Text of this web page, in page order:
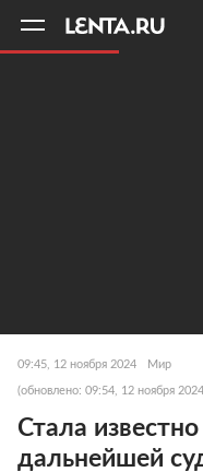
09:45, 12 ноября 2024 Мир
(обновлено: 09:54, 12 ноября
Стала
дальнейшей